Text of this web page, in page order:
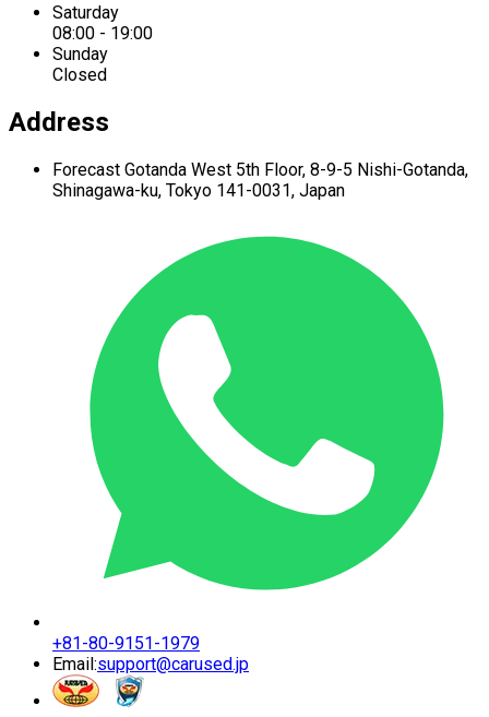
Saturday
08:00 - 19:00
Sunday
Closed
Address
Forecast Gotanda West 5th Floor, 8-9-5 Nishi-Gotanda,
Shinagawa-ku, Tokyo 141-0031, Japan
+81-80-9151-1979
Email:support@carused.jp